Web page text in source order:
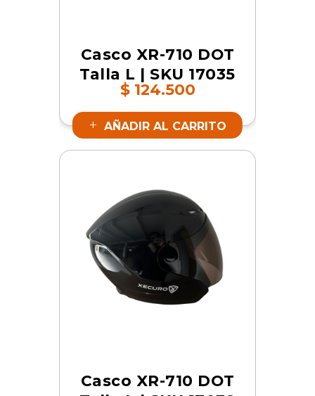
Casco XR-710 DOT
Talla L | SKU 17035
$124.500
AÑADIR AL CARRITO
Casco XR-710 DOT